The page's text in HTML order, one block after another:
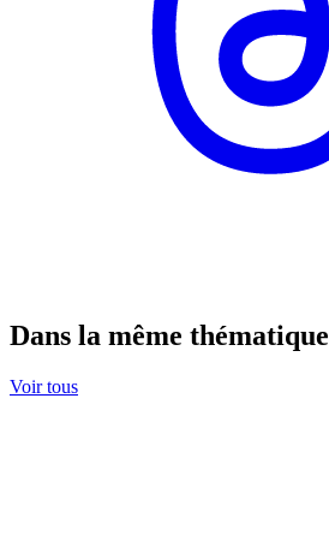
Dans la même thématique
Voir tous